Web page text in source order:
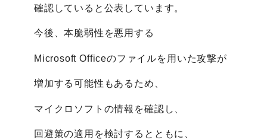
確認していると公表しています。
今後、本脆弱性を悪用する
Microsoft Officeのファイルを用いた攻撃が
増加する可能性もあるため、
マイクロソフトの情報を確認し、
回避策の適用を検討するとともに、